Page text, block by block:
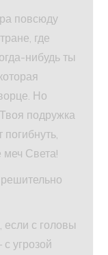
повсюду
где
нибудь ты
Но
подружка
Света!
с головы
угрозой